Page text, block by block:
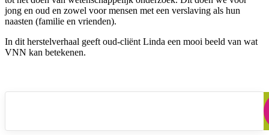
jong en oud en zowel voor mensen met een verslaving als hun
naasten (familie en vrienden).
In dit herstelverhaal geeft oud-cliënt Linda een mooi beeld van wat
VNN kan betekenen.